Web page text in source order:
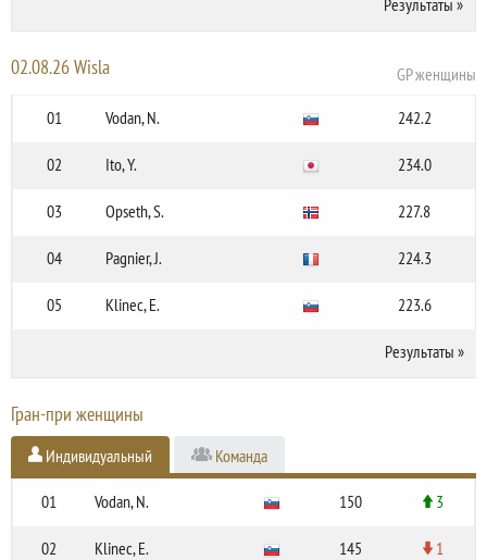
02.08.26 Wisla
GP женщины
01
Vodan, N. 242.2
02 Ito, Y. 234.0
03 Opseth, S. 227.8
04 Pagnier, J. 224.3
05 Klinec, E. 223.6
Результаты »
Гран-при женщины
Индивидуальный Команда
01 Vodan, N. 150 3
02 Klinec, E. 145 1